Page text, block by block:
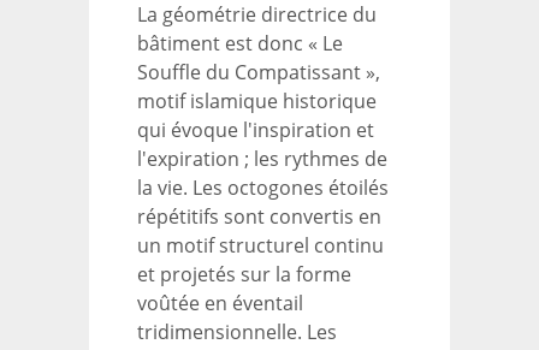
La géométrie directrice du
bâtiment est donc « Le
Souffle du Compatissant »,
motif islamique historique
qui évoque l'inspiration et
l'expiration ; les rythmes de
la vie. Les octogones étoilés
répétitifs sont convertis en
un motif structurel continu
et projetés sur la forme
voûtée en éventail
tridimensionnelle. Les